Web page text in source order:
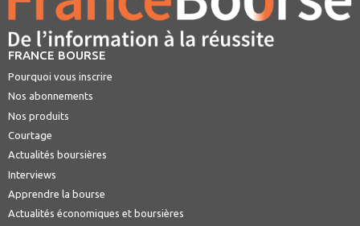
FRANCE BOURSE
Pourquoi vous inscrire
Nos abonnements
Nos produits
Courtage
Actualités boursières
Interviews
Apprendre la bourse
Actualités économiques et boursières